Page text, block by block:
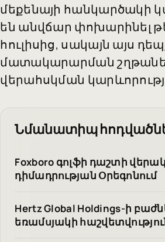
մեքենայի հանկարծակի
են անվճար փոխարինել
հուլիսից, սակայն այս
մատակարարման
վերահսկման
Նմանատիպ
Foxboro գոլֆի դաշտի
դիմադրության Օրեգոնում
Hertz Global Holdings-ի
եռամսյակի